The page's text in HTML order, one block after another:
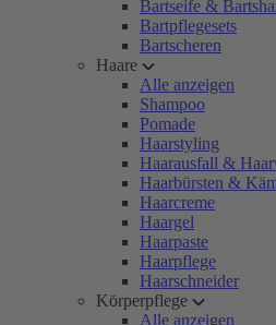
Bartseife &
Bartpflegesets
Bartscheren
Haare
Alle anzeigen
Shampoo
Pomade
Haarstyling
Haarausfall &
Haarbürsten &
Haarcreme
Haargel
Haarpaste
Haarpflege
Haarschneider
Körperpflege
Alle anzeigen